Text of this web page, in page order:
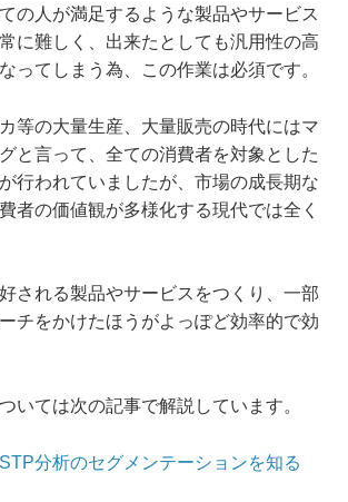
の人が満足するような製品やサービス
に難しく、出来たとしても汎用性の高
ってしまう為、この作業は必須です。
等の大量生産、大量販売の時代にはマ
と言って、全ての消費者を対象とした
行われていましたが、市場の成長期な
者の価値観が多様化する現代では全く
される製品やサービスをつくり、一部
チをかけたほうがよっぽど効率的で効
いては次の記事で解説しています。
分析のセグメンテーションを知る